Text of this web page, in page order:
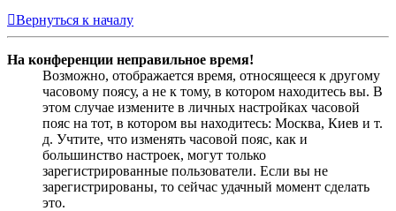
Вернуться к началу
На конференции неправильное время!
Возможно, отображается время, относящееся к другому
часовому поясу, а не к тому, в котором находитесь вы. В
этом случае измените в личных настройках часовой
пояс на тот, в котором вы находитесь: Москва, Киев и т.
д. Учтите, что изменять часовой пояс, как и
большинство настроек, могут только
зарегистрированные пользователи. Если вы не
зарегистрированы, то сейчас удачный момент сделать
это.